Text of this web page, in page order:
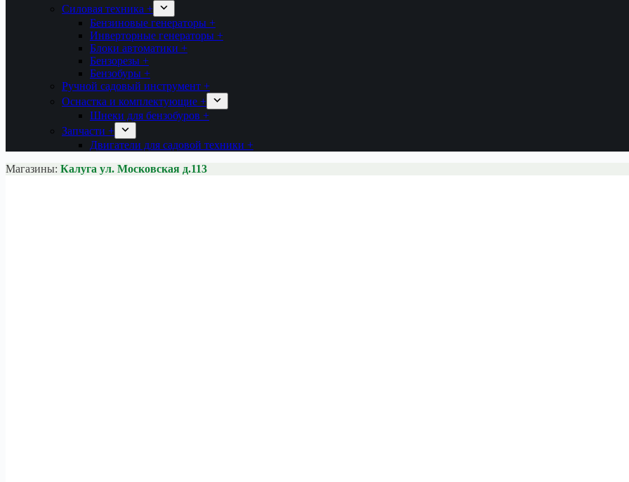
Силовая техника +
Бензиновые генераторы +
Инверторные генераторы +
Блоки автоматики +
Бензорезы +
Бензобуры +
Ручной садовый инструмент +
Оснастка и комплектующие +
Шнеки для бензобуров +
Запчасти +
Двигатели для садовой техники +
Магазины: Калуга ул. Московская д.113